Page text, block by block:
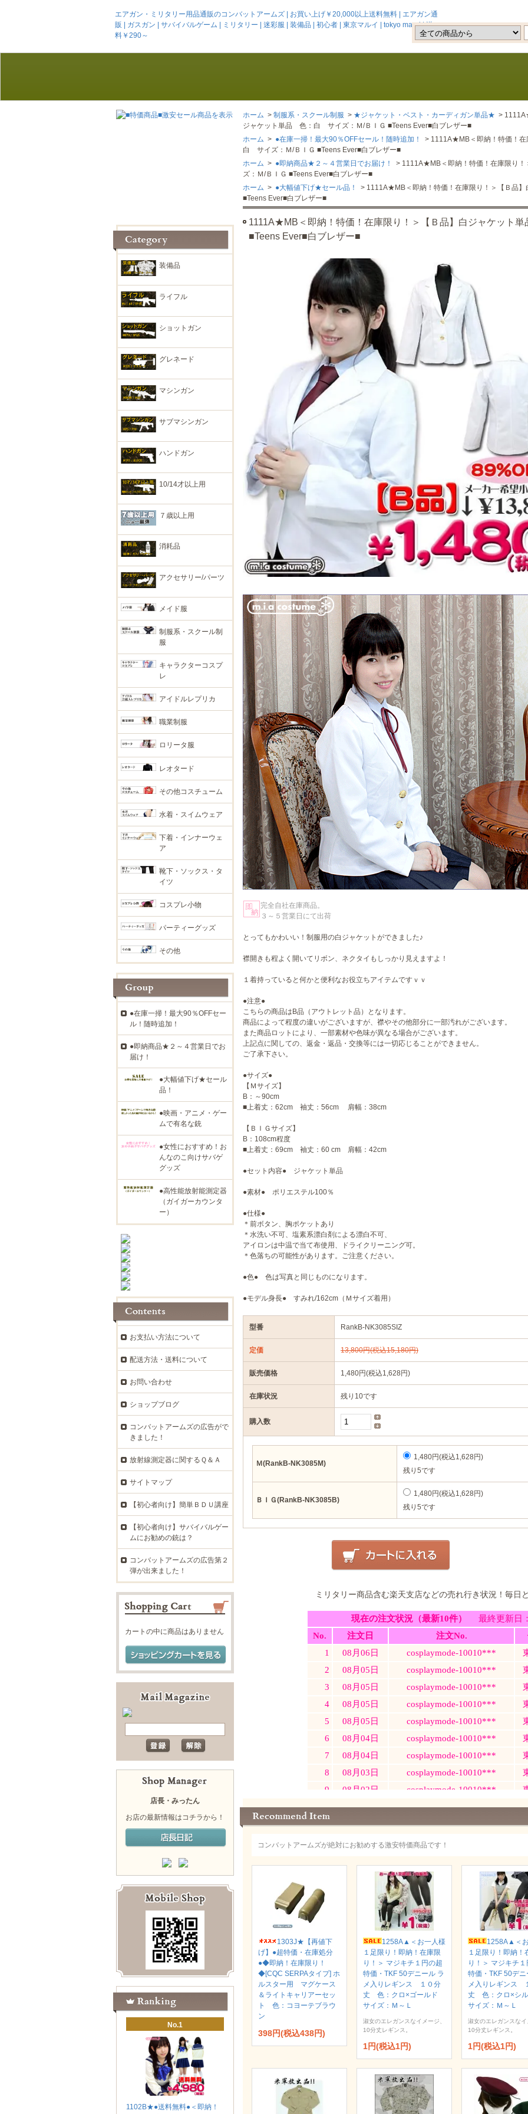
エアガン・ミリタリー用品通販のコンバットアームズ | お買い上げ￥20,000以上送料無料 | エアガン通
販 | ガスガン | サバイバルゲーム | ミリタリー | 迷彩服 | 装備品 | 初心者 | 東京マルイ | tokyo marui | 送
料￥290～
ホーム > 制服系・スクール制服 > ★ジャケット・ベスト・カーディガン単品★ >
ジャケット単品 色：白 サイズ：Ｍ/ＢＩＧ ■Teens Ever■白ブレザー■
ホーム > ●在庫一掃！最大90％OFFセール！随時追加！
> 1111A★MB＜即納！特価！
白 サイズ：Ｍ/ＢＩＧ ■Teens Ever■白ブレザー■
ホーム > ●即納商品★２～４営業日でお届け！
> 1111A★MB＜即納！特価！在庫限り
ズ：Ｍ/ＢＩＧ ■Teens Ever■白ブレザー■
ホーム > ●大幅値下げ★セール品！
> 1111A★MB＜即納！特価！在庫限り！＞【Ｂ品
■Teens Ever■白ブレザー■
1111A★MB＜即納！特価！在庫限り！＞【Ｂ品】白ジャケット
■Teens Ever■白ブレザー■
完全自社在庫商品。
３～５営業日にて出荷
とってもかわいい！制服用の白ジャケットができました♪
襟開きも程よく開いてリボン、ネクタイもしっかり見えますよ！
１着持っていると何かと便利なお役立ちアイテムですｖｖ
●注意●
こちらの商品はB品（アウトレット品）となります。
商品によって程度の違いがございますが、襟やその他部分に一部汚れがございます。
また商品ロットにより、一部素材や色味が異なる場合がございます。
上記点に関しての、返金・返品・交換等には一切応じることができません。
ご了承下さい。
●サイズ●
【Ｍサイズ】
B：～90cm
■上着丈：62cm 袖丈：56cm 肩幅：38cm
【ＢＩＧサイズ】
B：108cm程度
■上着丈：69cm 袖丈：60 cm 肩幅：42cm
●セット内容● ジャケット単品
●素材● ポリエステル100％
●仕様●
＊前ボタン、胸ポケットあり
＊水洗い不可、塩素系漂白剤による漂白不可、
アイロンは中温で当て布使用、ドライクリーニング可。
＊色落ちの可能性があります。ご注意ください。
●色● 色は写真と同じものになります。
●モデル身長● すみれ/162cm（Ｍサイズ着用）
型番 RankB-NK3085SIZ
定価 13,800円(税込15,180円)
販売価格 1,480円(税込1,628円)
在庫状況 残り10です
購入数
Ｍ(RankB-NK3085M)
1,480円(税込1,628円)
残り5です
ＢＩＧ(RankB-NK3085B)
1,480円(税込1,628円)
残り5です
ミリタリー商品含む楽天支店などの売れ行き状況！毎日
コンバットアームズが絶対にお勧めする激安特価商品です！
1303J★【再値下
げ】●超特価・在庫処分
●◆即納！在庫限り！
◆[CQC SERPAタイプ] ホ
ルスター用 マグケース
＆ライトキャリアーセッ
ト 色：コヨーテブラウ
ン
398円(税込438円)
1258A▲＜お一人様
１足限り！即納！在庫限
り！＞ マジキチ１円の超
特価・TKF 50デニール ラ
メ入りレギンス １０分
丈 色：クロ×ゴールド
サイズ：Ｍ～Ｌ
淑女のエレガンスなイメージ、
10分丈レギンス。
1円(税込1円)
1258A▲＜
１足限り！即納！
り！＞ マジキチ１
特価・TKF 50デニ
メ入りレギンス
丈 色：クロ×シ
サイズ：Ｍ～Ｌ
淑女のエレガンスなイ
10分丈レギンス。
1円(税込1円)
装備品
ライフル
ショットガン
グレネード
マシンガン
サブマシンガン
ハンドガン
10/14才以上用
７歳以上用
消耗品
アクセサリー/パーツ
メイド服
制服系・スクール制
服
キャラクターコスプ
レ
アイドルレプリカ
職業制服
ロリータ服
レオタード
その他コスチューム
水着・スイムウェア
下着・インナーウェ
ア
靴下・ソックス・タ
イツ
コスプレ小物
パーティーグッズ
その他
●在庫一掃！最大90％OFFセー
ル！随時追加！
●即納商品★２～４営業日でお
届け！
●大幅値下げ★セール
品！
●映画・アニメ・ゲー
ムで有名な銃
●女性におすすめ！お
んなのこ向けサバゲ
グッズ
●高性能放射能測定器
（ガイガーカウンタ
ー）
お支払い方法について
配送方法・送料について
お問い合わせ
ショップブログ
コンバットアームズの広告がで
きました！
放射線測定器に関するＱ＆Ａ
サイトマップ
【初心者向け】簡単ＢＤＵ講座
【初心者向け】サバイバルゲー
ムにお勧めの銃は？
コンバットアームズの広告第２
弾が出来ました！
カートの中に商品はありません
店長・みったん
お店の最新情報はコチラから！
No.1
1102B★●送料無料●＜即納！